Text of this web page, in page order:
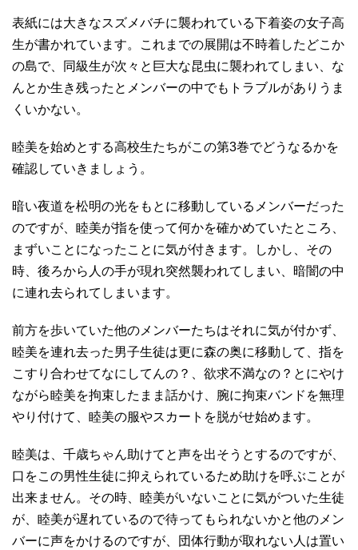
表紙には大きなスズメバチに襲われている下着姿の女子高
生が書かれています。これまでの展開は不時着したどこか
の島で、同級生が次々と巨大な昆虫に襲われてしまい、な
んとか生き残ったとメンバーの中でもトラブルがありうま
くいかない。
睦美を始めとする高校生たちがこの第3巻でどうなるかを
確認していきましょう。
暗い夜道を松明の光をもとに移動しているメンバーだった
のですが、睦美が指を使って何かを確かめていたところ、
まずいことになったことに気が付きます。しかし、その
時、後ろから人の手が現れ突然襲われてしまい、暗闇の中
に連れ去られてしまいます。
前方を歩いていた他のメンバーたちはそれに気が付かず、
睦美を連れ去った男子生徒は更に森の奥に移動して、指を
こすり合わせてなにしてんの？、欲求不満なの？とにやけ
ながら睦美を拘束したまま話かけ、腕に拘束バンドを無理
やり付けて、睦美の服やスカートを脱がせ始めます。
睦美は、千歳ちゃん助けてと声を出そうとするのですが、
口をこの男性生徒に抑えられているため助けを呼ぶことが
出来ません。その時、睦美がいないことに気がついた生徒
が、睦美が遅れているので待ってもられないかと他のメン
バーに声をかけるのですが、団体行動が取れない人は置い